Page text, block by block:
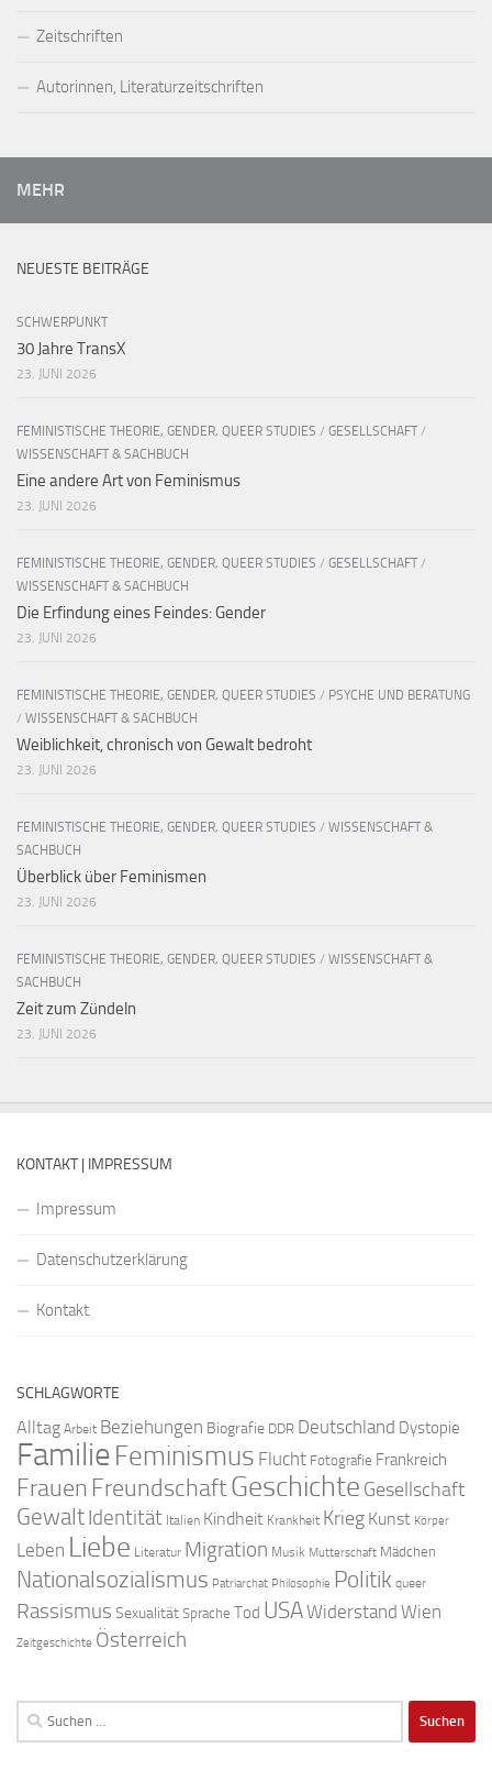
Zeitschriften
Autorinnen, Literaturzeitschriften
MEHR
NEUESTE BEITRÄGE
SCHWERPUNKT
30 Jahre TransX
23. JUNI 2026
FEMINISTISCHE THEORIE, GENDER, QUEER STUDIES / GESELLSCHAFT /
WISSENSCHAFT & SACHBUCH
Eine andere Art von Feminismus
23. JUNI 2026
FEMINISTISCHE THEORIE, GENDER, QUEER STUDIES / GESELLSCHAFT /
WISSENSCHAFT & SACHBUCH
Die Erfindung eines Feindes: Gender
23. JUNI 2026
FEMINISTISCHE THEORIE, GENDER, QUEER STUDIES / PSYCHE UND BERATUNG
/ WISSENSCHAFT & SACHBUCH
Weiblichkeit, chronisch von Gewalt bedroht
23. JUNI 2026
FEMINISTISCHE THEORIE, GENDER, QUEER STUDIES / WISSENSCHAFT &
SACHBUCH
Überblick über Feminismen
23. JUNI 2026
FEMINISTISCHE THEORIE, GENDER, QUEER STUDIES / WISSENSCHAFT &
SACHBUCH
Zeit zum Zündeln
23. JUNI 2026
KONTAKT | IMPRESSUM
Impressum
Datenschutzerklärung
Kontakt
SCHLAGWORTE
Alltag Arbeit Beziehungen Biografie DDR Deutschland Dystopie
FamilieFeminismus Flucht Fotografie Frankreich
Frauen FreundschaftGeschichte Gesellschaft
GewaltIdentität Italien Kindheit Krankheit Krieg Kunst Körper
Leben Liebe Literatur Migration Musik Mutterschaft Mädchen
Nationalsozialismus Patriarchat Philosophie Politik queer
Rassismus SexualitätSprache Tod USAWiderstand Wien
Zeitgeschichte Österreich
Suchen
nach: